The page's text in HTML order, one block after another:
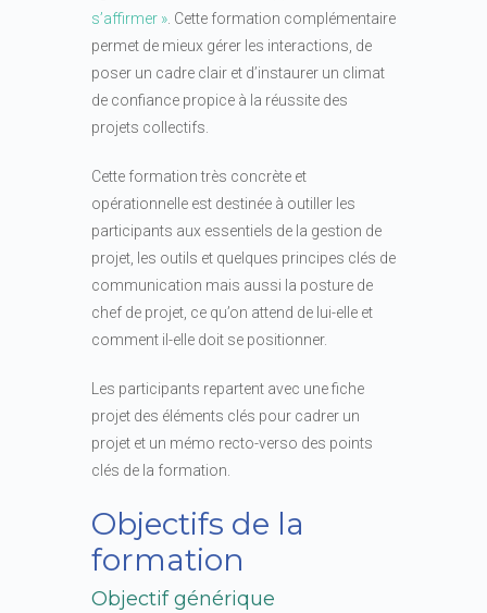
s’affirmer » . Cette formation complémentaire
permet de mieux gérer les interactions, de
poser un cadre clair et d’instaurer un climat
de confiance propice à la réussite des
projets collectifs.
Cette formation très concrète et
opérationnelle est destinée à outiller les
participants aux essentiels de la gestion de
projet, les outils et quelques principes clés de
communication mais aussi la posture de
chef de projet, ce qu’on attend de lui-elle et
comment il-elle doit se positionner.
Les participants repartent avec une fiche
projet des éléments clés pour cadrer un
projet et un mémo recto-verso des points
clés de la formation.
Objectifs de la
formation
Objectif générique